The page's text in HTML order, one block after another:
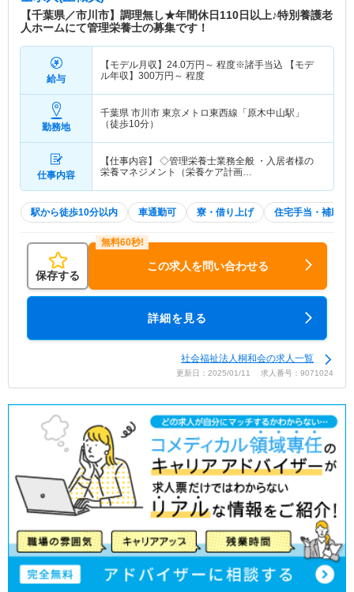
【千葉県／市川市】調理無し★年間休日110日以上♪特別養護老
人ホームにて管理栄養士の募集です！
給与
【モデル月収】 24.0万円～ 程度※諸手当込 【モデ
ル年収】 300万円～ 程度
勤務地
千葉県 市川市 東京メトロ東西線「原木中山駅」
（徒歩10分）
仕事内容
【仕事内容】 ◇管理栄養士業務全般 ・入居者様の
栄養マネジメント（栄養ケア計画…
駅から徒歩10分以内 車通勤可 寮・借り上げ 住宅手当・補助
保存する
この求人を問い合わせる
詳細を見る
社会福祉法人桐和会の求人一覧
更新日：2025/01/11 求人番号：9071024